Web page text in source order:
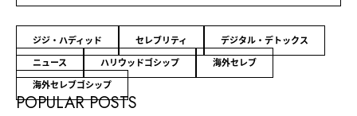
ジジ・ハディッド セレブリティ
デジタル・デトックス
ニュース
ハリウッドゴシップ
海外セレブ
海外セレブゴシップ
POPULAR POSTS